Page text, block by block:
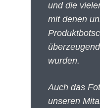
und die
mit denen
wurden.
Auch das
unseren